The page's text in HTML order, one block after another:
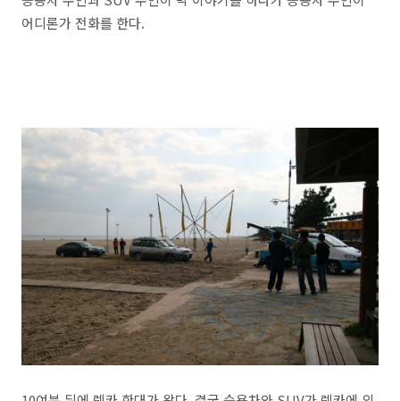
어디론가 전화를 한다.